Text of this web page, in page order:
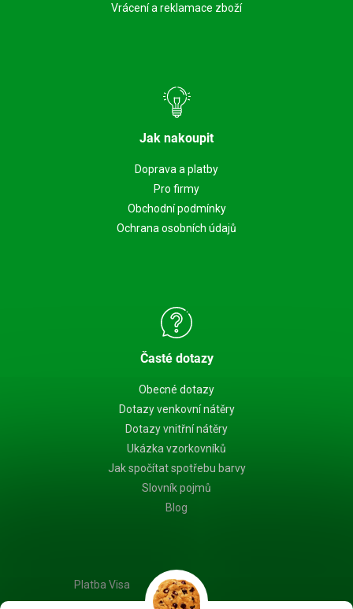
Vrácení a reklamace zboží
Jak nakoupit
Doprava a platby
Pro firmy
Obchodní podmínky
Ochrana osobních údajů
Časté dotazy
Obecné dotazy
Dotazy venkovní nátěry
Dotazy vnitřní nátěry
Ukázka vzorkovníků
Jak spočítat spotřebu barvy
Slovník pojmů
Blog
Platba Visa